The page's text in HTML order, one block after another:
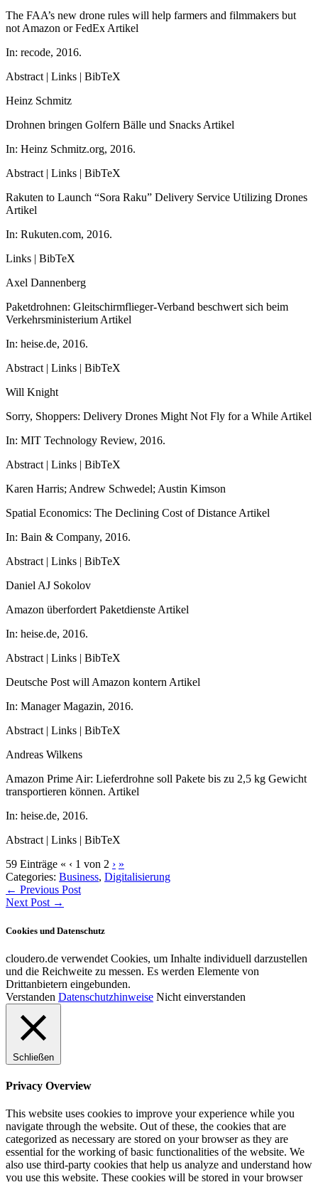
The FAA’s new drone rules will help farmers and filmmakers but
not Amazon or FedExArtikel
In: recode, 2016.
Abstract| Links
BibTeX
Heinz Schmitz
Drohnen bringen Golfern Bälle und SnacksArtikel
In: Heinz Schmitz.org, 2016.
Abstract| Links
BibTeX
Rakuten to Launch “Sora Raku” Delivery Service Utilizing Drones
Artikel
In: Rukuten.com, 2016.
Links
BibTeX
Axel Dannenberg
Paketdrohnen: Gleitschirmflieger-Verband beschwert sich beim
VerkehrsministeriumArtikel
In: heise.de, 2016.
Abstract| Links
BibTeX
Will Knight
Sorry, Shoppers: Delivery Drones Might Not Fly for a WhileArtikel
In: MIT Technology Review, 2016.
Abstract| Links
BibTeX
Karen Harris; Andrew Schwedel; Austin Kimson
Spatial Economics: The Declining Cost of DistanceArtikel
In: Bain & Company, 2016.
Abstract| Links
BibTeX
Daniel AJ Sokolov
Amazon überfordert PaketdiensteArtikel
In: heise.de, 2016.
Abstract| Links
BibTeX
Deutsche Post will Amazon konternArtikel
In: Manager Magazin, 2016.
Abstract| Links
BibTeX
Andreas Wilkens
Amazon Prime Air: Lieferdrohne soll Pakete bis zu 2,5 kg Gewicht
transportieren können. Artikel
In: heise.de, 2016.
Abstract| Links
BibTeX
59 Einträge « ‹ 1 von 2 › »
Categories: Business, Digitalisierung
Beitragsnavigation
← Previous Post
Next Post →
Cookies und Datenschutz
cloudero.de verwendet Cookies, um Inhalte individuell darzustellen
und die Reichweite zu messen. Es werden Elemente von
Drittanbietern eingebunden.
Verstanden Datenschutzhinweise Nicht einverstanden
Schließen
Privacy Overview
This website uses cookies to improve your experience while you
navigate through the website. Out of these, the cookies that are
categorized as necessary are stored on your browser as they are
essential for the working of basic functionalities of the website. We
also use third-party cookies that help us analyze and understand how
you use this website. These cookies will be stored in your browser